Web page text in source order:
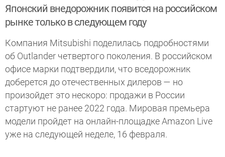
Японский внедорожник появится на российском
рынке только в следующем году
Компания Mitsubishi поделилась подробностями
об Outlander четвертого поколения. В российском
офисе марки подтвердили, что вседорожник
доберется до отечественных дилеров — но
произойдет это нескоро: продажи в России
стартуют не ранее 2022 года. Мировая премьера
модели пройдет на онлайн-площадке Amazon Live
уже на следующей неделе, 16 февраля.